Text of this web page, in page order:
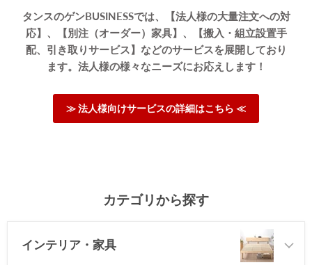
≫もっと見る≪
タンスのゲンBUSINESSでは、【法人様の大量注文への対
応】、【別注（オーダー）家具】、【搬入・組立設置手
配、引き取りサービス】などのサービスを展開しており
ます。法人様の様々なニーズにお応えします！
≫ 法人様向けサービスの詳細はこちら ≪
カテゴリから探す
インテリア・家具